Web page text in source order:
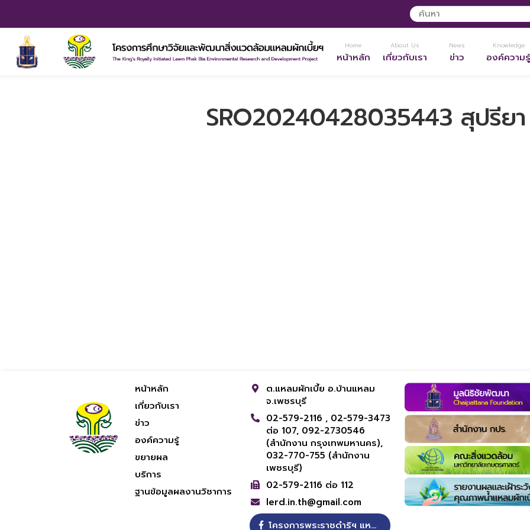
Home
หน้าหลัก
About Us
เกี่ยวกับเรา
News
ข่าว
Knowledge
องค์ความรู้
SRO20240428035443 สุปรีย
หน้าหลัก
เกี่ยวกับเรา
ข่าว
องค์ความรู้
ขยายผล
บริการ
ฐานข้อมูลผลงานวิชาการ
ต.แหลมผักเบี้ย อ.บ้านแหลม
จ.เพชรบุรี
02-579-2116 , 02-579-3473
ต่อ 107, 092-2730546
(สำนักงาน กรุงเทพมหานคร),
032-770-755 (สำนักงาน
เพชรบุรี)
02-579-2116 ต่อ 112
lerd.in.th@gmail.com
โครงการพระราชดำริฯ แหลมผักเบี้ย